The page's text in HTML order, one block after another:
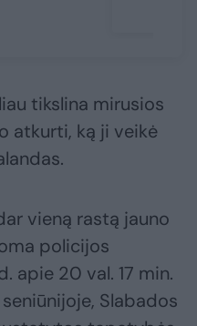
tikslina mirusios
atkurti, ką ji veikė
vieną rastą jauno
policijos
apie 20 val. 17 min.
Slabados